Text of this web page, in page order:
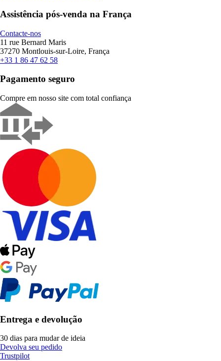
Assistência pós-venda na França
Contacte-nos
11 rue Bernard Maris
37270 Montlouis-sur-Loire, França
+33 1 86 47 62 58
Pagamento seguro
Compre em nosso site com total confiança
Entrega e devolução
30 dias para mudar de ideia
Devolva seu pedido
Trustpilot